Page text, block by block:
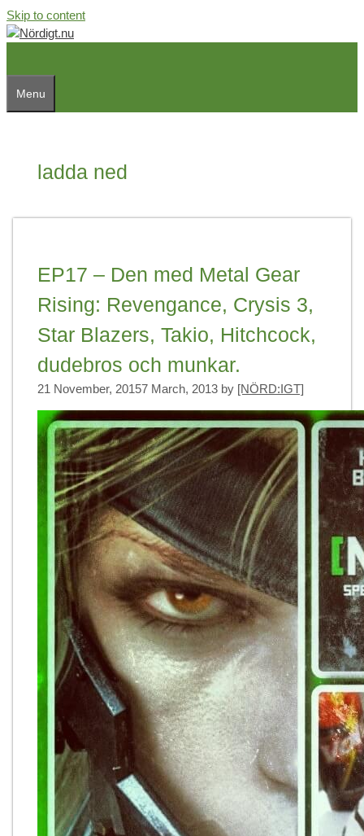
Skip to content
Menu
ladda ned
EP17 – Den med Metal Gear
Rising: Revengance, Crysis 3,
Star Blazers, Takio, Hitchcock,
dudebros och munkar.
21 November, 20157 March, 2013 by [NÖRD:IGT]